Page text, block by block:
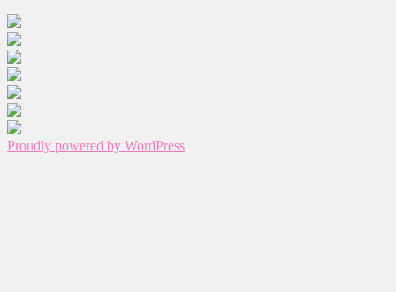
Proudly powered by WordPress